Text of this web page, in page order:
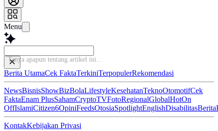
Menu
Ba
Berita UtamaCek FaktaTerkiniTerpopulerRekomendasi
NewsBisnisShowBizBolaLifestyleKesehatanTeknoOtomotifCek
FaktaEnam PlusSahamCryptoTVFotoRegionalGlobalHotOn
OffIslamiCitizen6OpiniFeedsOtosiaSpotlightEnglishDisabilitasBerita
KontakKebijakan Privasi